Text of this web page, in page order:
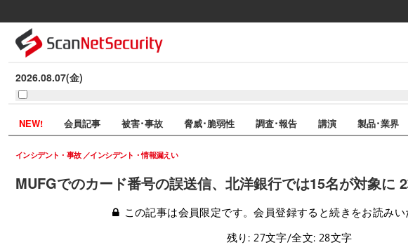
2026.08.07(金)
NEW! 会員記事 被害･事故 脅威･脆弱性 調査･報告 講演 製品･業界
MUFGでのカード番号の誤送信、北洋銀行では15名が対象に
インシデント・事故 インシデント・情報漏えい
この記事は会員限定です。会員登録すると続きをお読みい
残り: 27文字/全文: 28文字